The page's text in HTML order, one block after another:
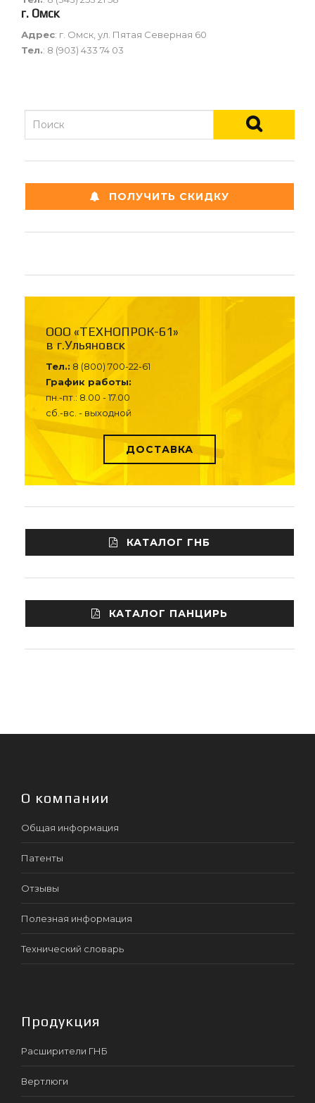
г. Омск
Адрес: г. Омск, ул. Пятая Северная 60
Тел.: 8 (903) 433 74 03
ПОЛУЧИТЬ СКИДКУ
ООО «ТЕХНОПРОК-61»
в г.Ульяновск
Тел.: 8 (800) 700-22-61
График работы:
пн.-пт.: 8.00 - 17.00
сб.-вс. - выходной
ДОСТАВКА
КАТАЛОГ ГНБ
КАТАЛОГ ПАНЦИРЬ
О компании
Общая информация
Патенты
Отзывы
Полезная информация
Технический словарь
Продукция
Расширители ГНБ
Вертлюги